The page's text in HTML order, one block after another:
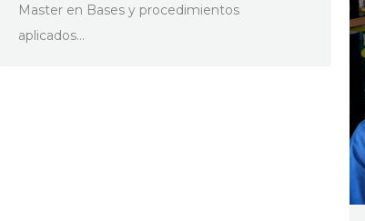
Master en Bases y procedimientos
aplicados…